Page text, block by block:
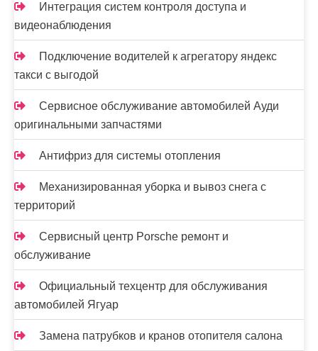
Интеграция систем контроля доступа и
видеонаблюдения
Подключение водителей к агрегатору яндекс
такси с выгодой
Сервисное обслуживание автомобилей Ауди
оригинальными запчастями
Антифриз для системы отопления
Механизированная уборка и вывоз снега с
территорий
Сервисный центр Porsche ремонт и
обслуживание
Официальный техцентр для обслуживания
автомобилей Ягуар
Замена патрубков и кранов отопителя салона